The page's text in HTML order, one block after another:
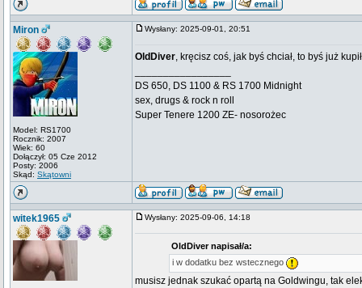
Miron
Model: RS1700
Rocznik: 2007
Wiek: 60
Dołączył: 05 Cze 2012
Posty: 2006
Skąd: Skątowni
Wysłany: 2025-09-01, 20:51
OldDiver, kręcisz coś, jak byś chciał, to byś już kupił
DS 650, DS 1100 & RS 1700 Midnight
sex, drugs & rock n roll
Super Tenere 1200 ZE- nosorożec
witek1965 Wysłany: 2025-09-06, 14:18
OldDiver napisał/a:
i w dodatku bez wstecznego
musisz jednak szukać opartą na Goldwingu, tak